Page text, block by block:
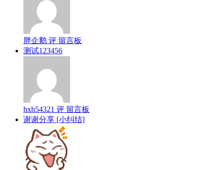
胖企鹅 评 留言板
测试123456
hxh54321 评 留言板
谢谢分享 [小纠结]